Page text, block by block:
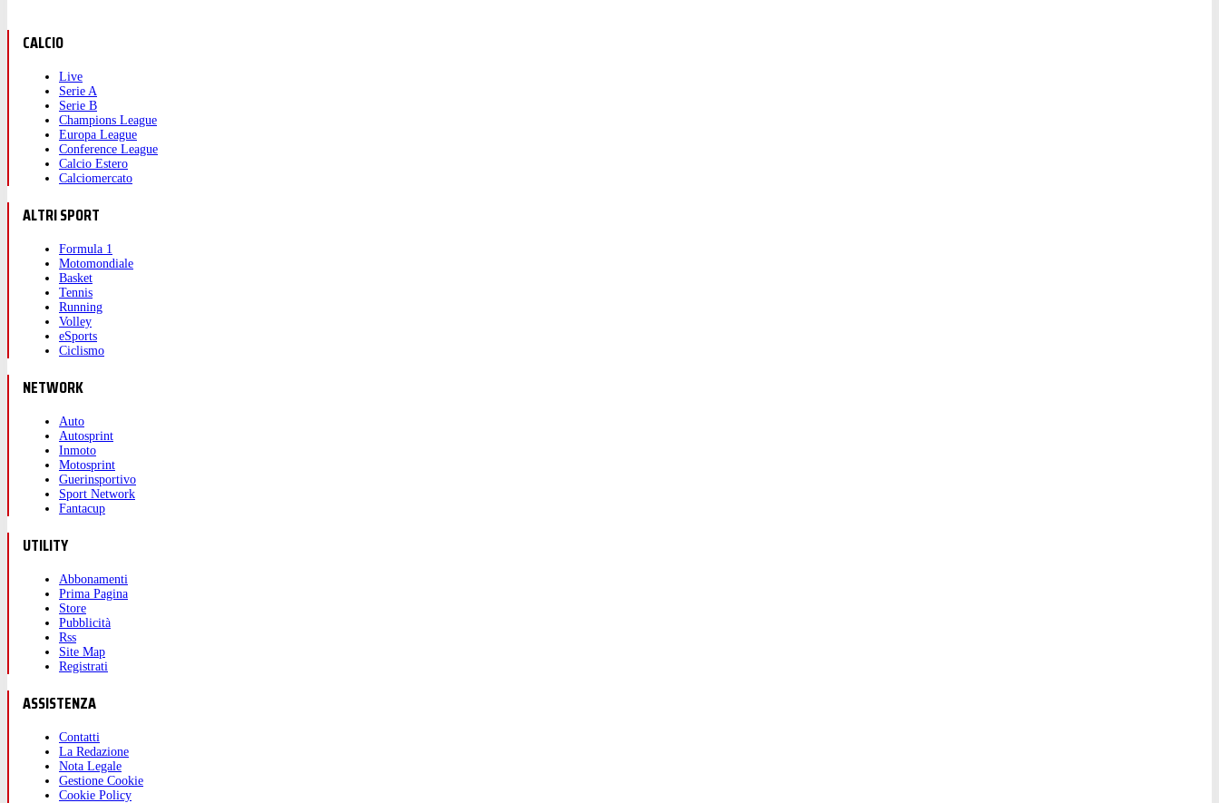
CALCIO
Live
Serie A
Serie B
Champions League
Europa League
Conference League
Calcio Estero
Calciomercato
ALTRI SPORT
Formula 1
Motomondiale
Basket
Tennis
Running
Volley
eSports
Ciclismo
NETWORK
Auto
Autosprint
Inmoto
Motosprint
Guerinsportivo
Sport Network
Fantacup
UTILITY
Abbonamenti
Prima Pagina
Store
Pubblicità
Rss
Site Map
Registrati
ASSISTENZA
Contatti
La Redazione
Nota Legale
Gestione Cookie
Cookie Policy